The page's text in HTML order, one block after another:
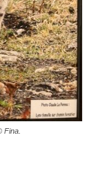
Fina.